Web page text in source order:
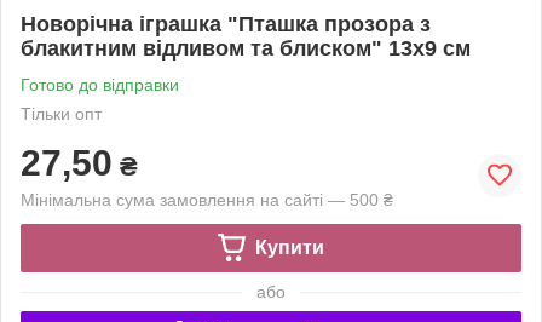
Новорічна іграшка "Пташка прозора з
блакитним відливом та блиском" 13х9 см
Готово до відправки
Тільки опт
27,50 ₴
Мінімальна сума замовлення на сайті — 500 ₴
Купити
або